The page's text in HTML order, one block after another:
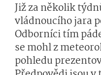
Již za několik
vládnoucího jara
Odborníci tím
se mohl z
pohledu